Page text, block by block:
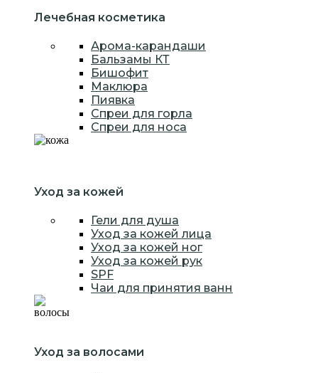
Лечебная косметика
Арома-карандаши
Бальзамы КТ
Бишофит
Маклюра
Пиявка
Спреи для горла
Спреи для носа
Уход за кожей
Гели для душа
Уход за кожей лица
Уход за кожей ног
Уход за кожей рук
SPF
Чаи для принятия ванн
Уход за волосами